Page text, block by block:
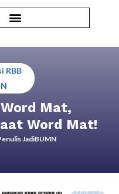
RBB
Mat,
Word Mat!
JadiBUMN